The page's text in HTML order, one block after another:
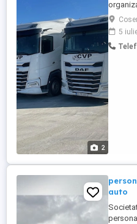
2
care să
5
auto